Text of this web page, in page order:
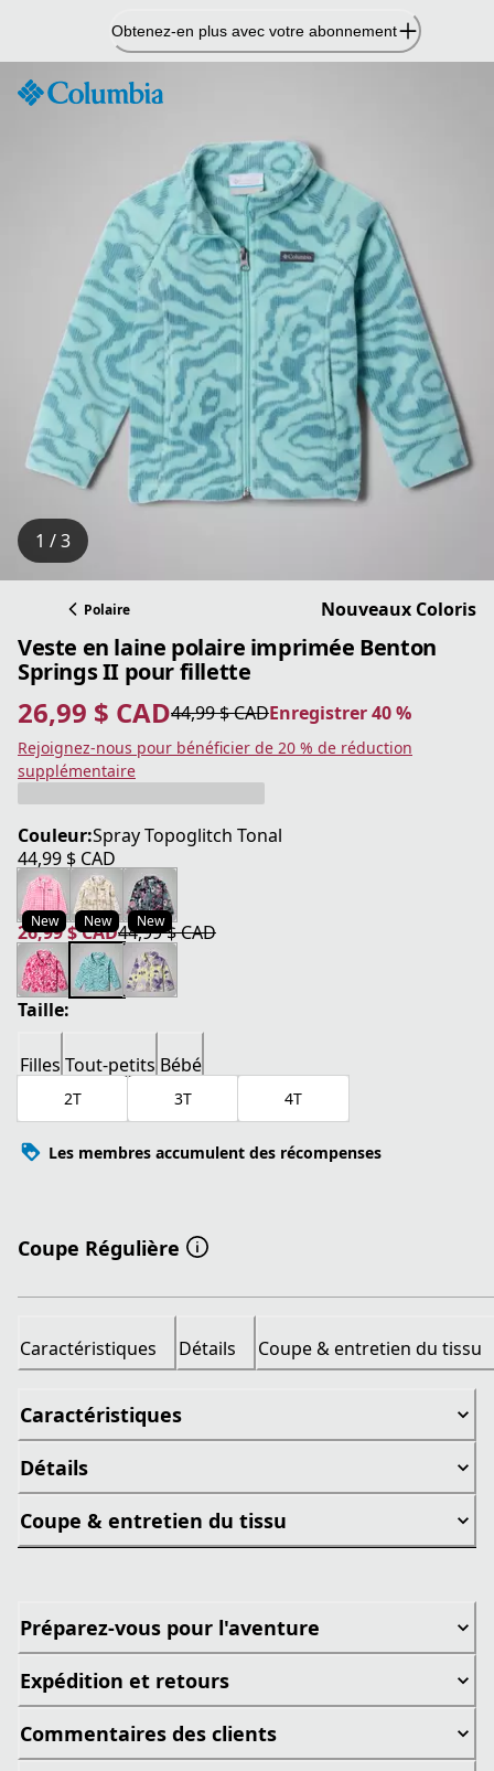
contenu
Obtenez-en plus avec votre abonnement
1 / 3
Polaire Nouveaux Coloris
Veste en laine polaire imprimée Benton
Springs II pour fillette
26,99 $ CAD
prix actuel 26,99 $ CAD44,99 $ CAD
prix original 44,99 $ CAD Enregistrer 40 %
Enregistrer 40 %
Rejoignez-nous pour bénéficier de 20 % de réduction
supplémentaire
Couleur:Spray Topoglitch Tonal
44,99 $ CAD
prix actuel 44,99 $ CAD
New New New
26,99 $ CAD
prix actuel 26,99 $ CAD
44,99 $ CAD
prix original 44,99 $ CAD
Taille:
Filles Tout-petits Bébé
2T 3T 4T
Les membres accumulent des récompenses
Coupe Régulière
Caractéristiques Détails Coupe & entretien du tissu
Caractéristiques
Détails
Coupe & entretien du tissu
Préparez-vous pour l'aventure
Expédition et retours
Commentaires des clients